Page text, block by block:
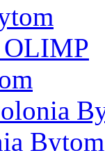
OLIMP
Bytom